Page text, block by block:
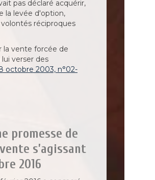
pas déclaré acquérir,
la levée d'option,
réciproques
la vente forcée de
verser des
octobre 2003, n°02-
promesse de
s’agissant
2016